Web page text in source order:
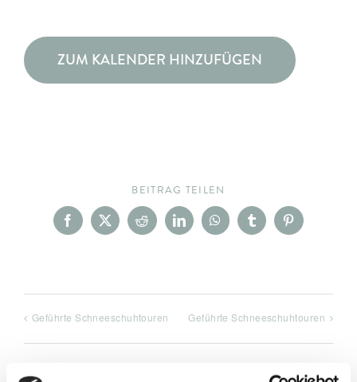
ZUM KALENDER HINZUFÜGEN
BEITRAG TEILEN
Facebook
X RedditLinkedInWhatsAppTumblrPinterest
Geführte Schneeschuhtouren Geführte Schneeschuhtouren